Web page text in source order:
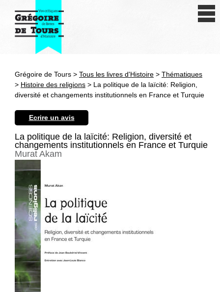
Antiquité
Révolution et XIXe siècle
Thématiques
Grégoire de Tours > Tous les livres d'Histoire > Thématiques
> Histoire des religions > La politique de la laïcité: Religion,
diversité et changements institutionnels en France et Turquie
Ecrire un avis
La politique de la laïcité: Religion, diversité et
changements institutionnels en France et Turquie
Murat Akam